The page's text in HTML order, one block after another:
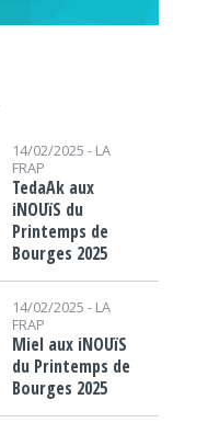
14/02/2025 - LA
FRAP
TedaAk aux
iNOUïS du
Printemps de
Bourges 2025
14/02/2025 - LA
FRAP
Miel aux iNOUïS
du Printemps de
Bourges 2025